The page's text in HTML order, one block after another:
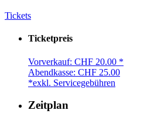
Tickets
Ticketpreis
Vorverkauf: CHF 20.00 *
Abendkasse: CHF 25.00
*exkl. Servicegebühren
Zeitplan